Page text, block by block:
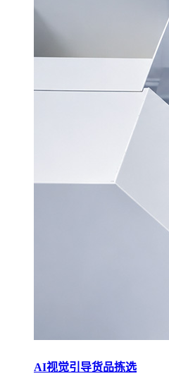
AI视觉引导货品拣选